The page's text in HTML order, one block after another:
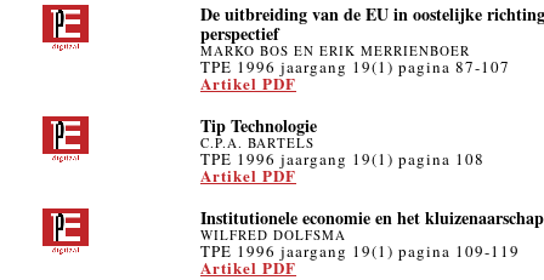
De uitbreiding van de EU in oostelijke
perspectief
MARKO BOS EN ERIK MERRIENBOER
TPE 1996 jaargang 19(1) pagina 87-107
Artikel PDF
Tip Technologie
C.P.A. BARTELS
TPE 1996 jaargang 19(1) pagina 108
Artikel PDF
Institutionele economie en het kluizenaarschap
WILFRED DOLFSMA
TPE 1996 jaargang 19(1) pagina 109-119
Artikel PDF